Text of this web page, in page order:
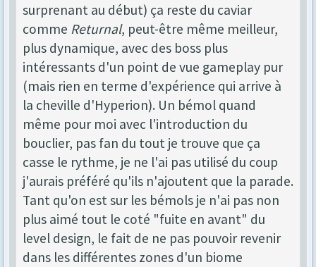
surprenant au début) ça reste du caviar
comme Returnal, peut-être même meilleur,
plus dynamique, avec des boss plus
intéressants d'un point de vue gameplay pur
(mais rien en terme d'expérience qui arrive à
la cheville d'Hyperion). Un bémol quand
même pour moi avec l'introduction du
bouclier, pas fan du tout je trouve que ça
casse le rythme, je ne l'ai pas utilisé du coup
j'aurais préféré qu'ils n'ajoutent que la parade.
Tant qu'on est sur les bémols je n'ai pas non
plus aimé tout le coté "fuite en avant" du
level design, le fait de ne pas pouvoir revenir
dans les différentes zones d'un biome